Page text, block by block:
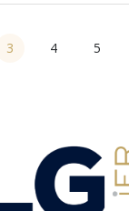
3 4 5